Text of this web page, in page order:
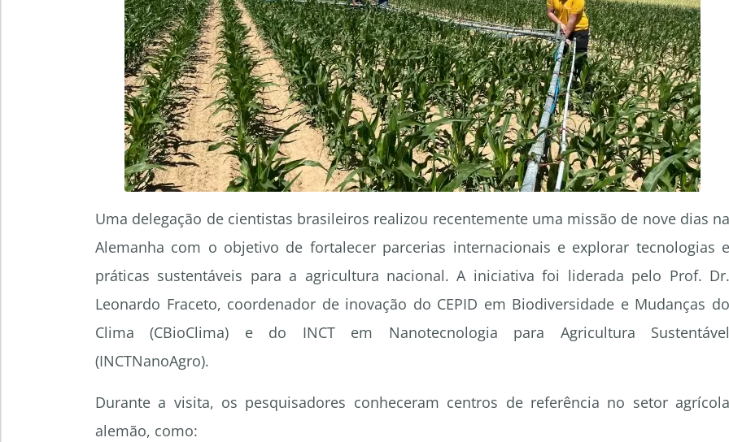
Uma delegação de cientistas brasileiros realizou recentemente uma missão de nove dias na
Alemanha com o objetivo de fortalecer parcerias internacionais e explorar tecnologias e
práticas sustentáveis para a agricultura nacional. A iniciativa foi liderada pelo Prof. Dr.
Leonardo Fraceto, coordenador de inovação do CEPID em Biodiversidade e Mudanças do
Clima (CBioClima) e do INCT em Nanotecnologia para Agricultura Sustentável
(INCTNanoAgro).
Durante a visita, os pesquisadores conheceram centros de referência no setor agrícola
alemão, como: